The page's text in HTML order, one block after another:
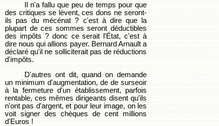
Il n'a fallu que peu de temps pour que
des critiques se lèvent, ces dons ne seront-
ils pas du mécénat ? c'est à dire que la
plupart de ces sommes seront déductibles
des impôts ? donc ce serait l'État, c'est à
dire nous qui allions payer. Bernard Arnault a
déclaré qu'il ne solliciterait pas de réductions
d'impôts.
D'autres ont dit, quand on demande
un minimum d'augmentation, de de surseoir
à la fermeture d'un établissement, parfois
rentable, ces mêmes dirigeants disent qu'ils
n'ont pas d'argent, et pour leur image, on les
voit signer des chèques de cent millions
d'Euros !